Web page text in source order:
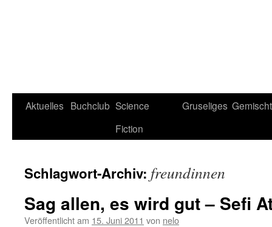
Aktuelles Buchclub Science
Fiction
Gruseliges
Schlagwort-Archiv: freundinnen
Sag allen, es wird gut – Sefi
Veröffentlicht am 15. Juni 2011 von nelo